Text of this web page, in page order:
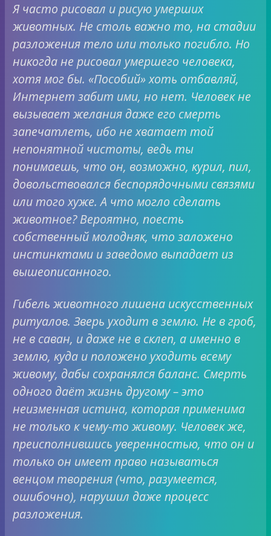
Я часто рисовал и рисую умерших
животных. Не столь важно то, на стадии
разложения тело или только погибло. Но
никогда не рисовал умершего человека,
хотя мог бы. «Пособий» хоть отбавляй,
Интернет забит ими, но нет. Человек не
вызывает желания даже его смерть
запечатлеть, ибо не хватает той
непонятной чистоты, ведь ты
понимаешь, что он, возможно, курил, пил,
довольствовался беспорядочными связями
или того хуже. А что могло сделать
животное? Вероятно, поесть
собственный молодняк, что заложено
инстинктами и заведомо выпадает из
вышеописанного.
Гибель животного лишена искусственных
ритуалов. Зверь уходит в землю. Не в гроб,
не в саван, и даже не в склеп, а именно в
землю, куда и положено уходить всему
живому, дабы сохранялся баланс. Смерть
одного даёт жизнь другому – это
неизменная истина, которая применима
не только к чему-то живому. Человек же,
преисполнившись уверенностью, что он и
только он имеет право называться
венцом творения (что, разумеется,
ошибочно), нарушил даже процесс
разложения.